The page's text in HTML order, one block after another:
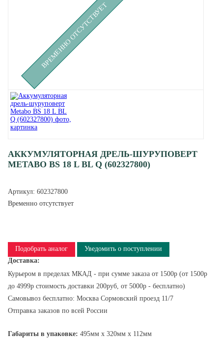
ВРЕМЕННО ОТСУТСТВУЕТ
АККУМУЛЯТОРНАЯ ДРЕЛЬ-ШУРУПОВЕРТ
METABO BS 18 L BL Q (602327800)
Артикул: 602327800
Временно отсутствует
Подобрать аналог
Уведомить о поступлении
Доставка:
Курьером в пределах МКАД - при сумме заказа от 1500р (от 1500р
до 4999р стоимость доставки 200руб, от 5000р - бесплатно)
Самовывоз бесплатно: Москва Сормовский проезд 11/7
Отправка заказов по всей России
Габариты в упаковке: 495мм x 320мм x 112мм